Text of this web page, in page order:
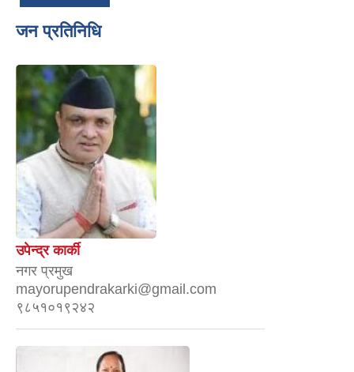
जन प्रतिनिधि
उपेन्द्र कार्की
नगर प्रमुख
mayorupendrakarki@gmail.com
९८५१०१९२४२